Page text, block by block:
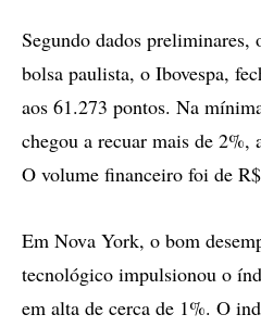
Segundo dados
bolsa paulista, o Ibovespa,
aos 61.273 pontos. Na
chegou a recuar mais de 2%,
O volume financeiro foi de
Em Nova York, o bom
tecnológico impulsionou o
em alta de cerca de 1%. O